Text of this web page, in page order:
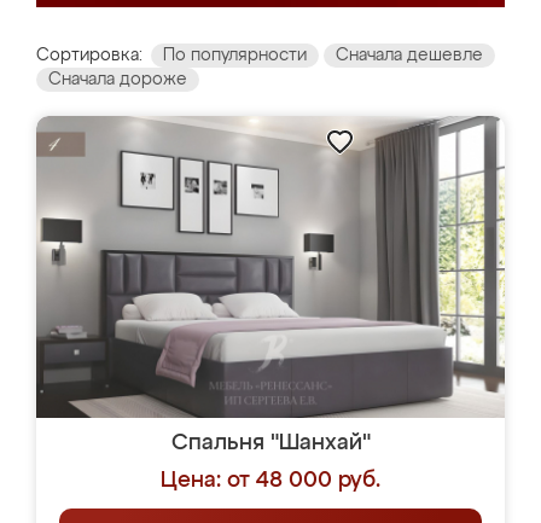
Сортировка: По популярности
Сначала дешевле
Сначала дороже
Спальня "Шанхай"
Цена: от 48 000 руб.